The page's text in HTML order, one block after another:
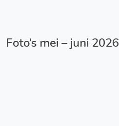
Foto’s mei – juni 2026